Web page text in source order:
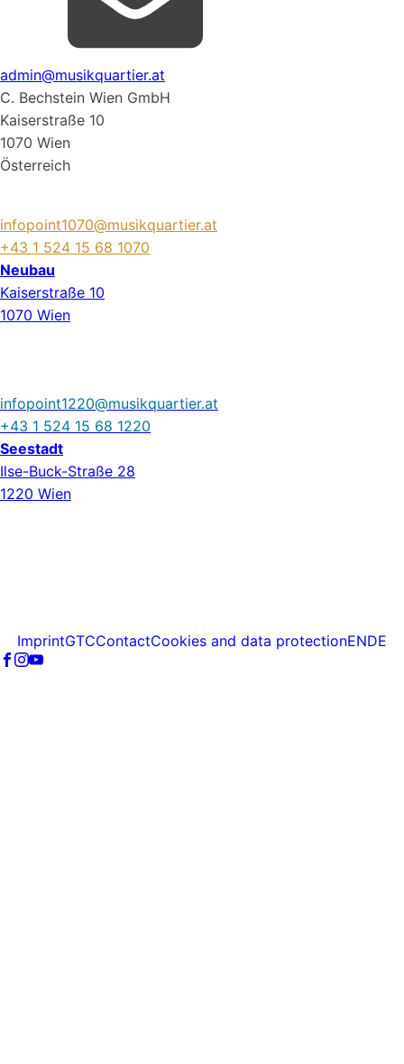
admin@musikquartier.at
C. Bechstein Wien GmbH
Kaiserstraße 10
1070 Wien
Österreich
infopoint1070@musikquartier.at
+43 1 524 15 68 1070
Neubau
Kaiserstraße 10
1070 Wien
infopoint1220@musikquartier.at
+43 1 524 15 68 1220
Seestadt
Ilse-Buck-Straße 28
1220 Wien
ImprintGTCContactCookies and data protectionENDE